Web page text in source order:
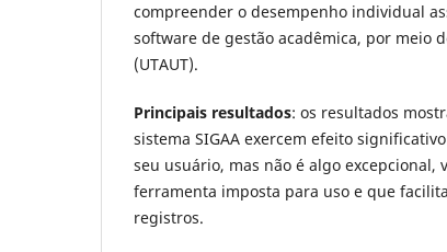
compreender o desempenho individual
software de gestão acadêmica, por meio
(UTAUT).
Principais resultados: os resultados
sistema SIGAA exercem efeito
seu usuário, mas não é algo excepcional,
ferramenta imposta para uso e que
registros.